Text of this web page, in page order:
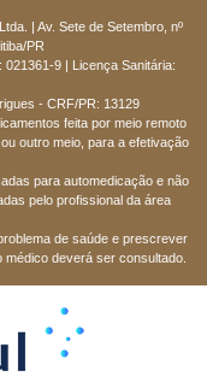
| Av. Sete de Setembro, nº
PR
021361-9 | Licença Sanitária:
- CRF/PR: 13129
feita por meio remoto
outro meio, para a efetivação
para automedicação e não
pelo profissional da área
de saúde e prescrever
deverá ser consultado.